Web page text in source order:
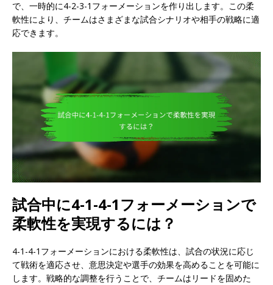
で、一時的に4-2-3-1フォーメーションを作り出します。この柔
軟性により、チームはさまざまな試合シナリオや相手の戦略に適
応できます。
試合中に4-1-4-1フォーメーションで
柔軟性を実現するには？
4-1-4-1フォーメーションにおける柔軟性は、試合の状況に応じ
て戦術を適応させ、意思決定や選手の効果を高めることを可能に
します。戦略的な調整を行うことで、チームはリードを固めた